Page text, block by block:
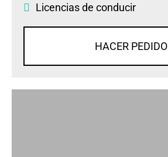
Licencias de conducir
HACER PEDIDO